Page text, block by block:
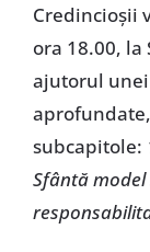
Credincioşii
ora 18.00,
ajutorul
subcapitole:
Sfântă model